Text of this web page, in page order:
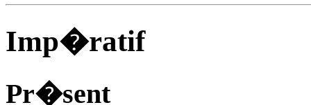
Imp�ratif
Pr�sent